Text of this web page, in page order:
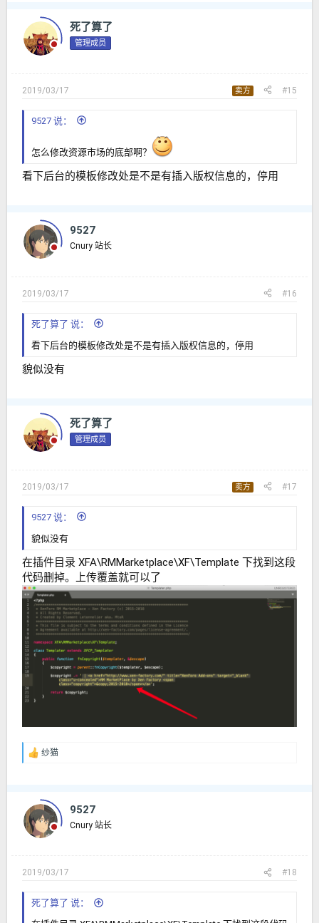
死了算了
管理成员
2019/03/17 卖方 #15
9527 说：
怎么修改资源市场的底部啊？
看下后台的模板修改处是不是有插入版权信息的，停用
9527
Cnury 站长
2019/03/17 #16
死了算了 说：
看下后台的模板修改处是不是有插入版权信息的，停用
貌似没有
死了算了
管理成员
2019/03/17 卖方 #17
9527 说：
貌似没有
在插件目录 XFA\RMMarketplace\XF\Template 下找到这段
代码删掉。上传覆盖就可以了
反 纱猫
9527
Cnury 站长
2019/03/17 #18
死了算了 说：